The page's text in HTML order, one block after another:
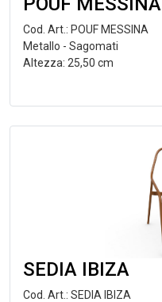
Cod. Art.: POUF MESSINA
Metallo - Sagomati
Altezza: 25,50 cm
SEDIA IBIZA
Cod. Art.: SEDIA IBIZA